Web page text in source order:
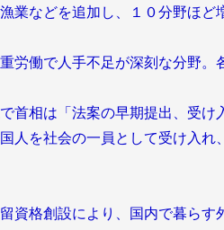
業などを追加し、１０分野ほど
労働で人手不足が深刻な分野。
首相は「法案の早期提出、受
人を社会の一員として受け入
資格創設により、国内で暮ら